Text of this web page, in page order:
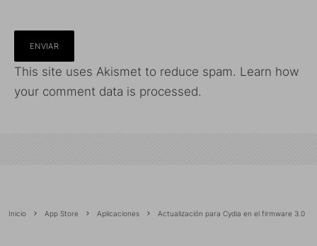
This site uses Akismet to reduce spam. Learn how
your comment data is processed.
Inicio App Store Aplicaciones Actualización para Cydia en el firmware 3.0